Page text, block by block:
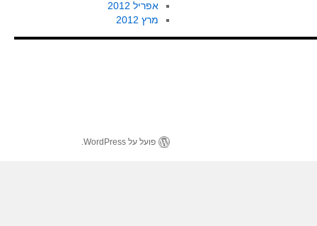
אפריל 2012
מרץ 2012
פועל על WordPress.